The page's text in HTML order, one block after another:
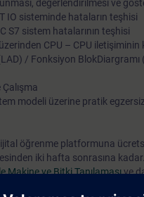
Merdiven
Yapılandırılmış
dillerindeki
kazanırsınız ve
değerlendirilmesi ve
IO sisteminde hataların teşhisi
S7 sistem hatalarının teşhisi
CPU – CPU
/ Fonksiyon BlokDiargramı
modeli üzerine pratik
öğrenme platformuna
iki hafta sonrasına
Makine ve Bitki Tanılamasıve
veya tekrarlayabilir, ayrıca